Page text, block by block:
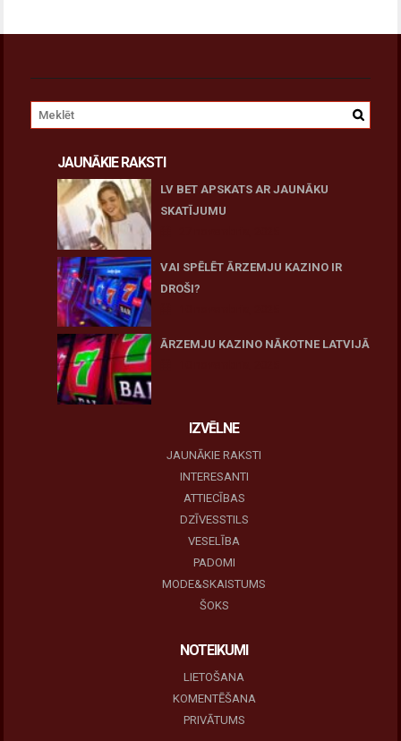
JAUNĀKIE RAKSTI
LV BET APSKATS AR JAUNĀKU
SKATĪJUMU
VAI SPĒLĒT ĀRZEMJU KAZINO IR
DROŠI?
ĀRZEMJU KAZINO NĀKOTNE LATVIJĀ
IZVĒLNE
JAUNĀKIE RAKSTI
INTERESANTI
ATTIECĪBAS
DZĪVESSTILS
VESELĪBA
PADOMI
MODE&SKAISTUMS
ŠOKS
NOTEIKUMI
LIETOŠANA
KOMENTĒŠANA
PRIVĀTUMS